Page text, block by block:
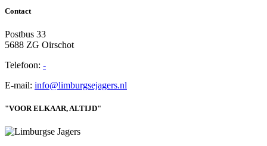
Contact
Postbus 33
5688 ZG Oirschot
Telefoon: -
E-mail: info@limburgsejagers.nl
"VOOR ELKAAR, ALTIJD"